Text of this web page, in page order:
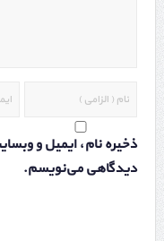
ذخیره نام، ایمیل و
دیدگاهی می‌نویسم.